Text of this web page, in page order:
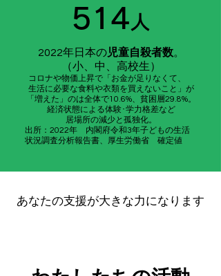
​514 人
2022年日本の児童自殺者数。
（小、中、高校生）
コロナや物価上昇で「お金が足りなくて、
生活に必要な食料や衣類を買えないこと」が
「増えた」 のは全体で10.6%、貧困層29.8%。
経済状態による体験･学力格差など
居場所の減少と 孤独化。
出所 ：2022年 内閣府令和3年子どもの生活
状況調査分析報告書、厚生労働省 確定値
あなたの支援が大きな力になります